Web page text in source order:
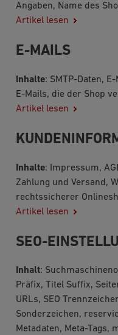
Angaben, Name des
Artikel lesen
E-MAILS
Inhalte: SMTP-Daten,
E-Mails, die der Shop
Artikel lesen
Inhalte: Impressum,
Zahlung und Versand,
rechtssicherer
Artikel lesen
SEO-
Inhalt:
Präfix, Titel Suffix,
URLs, SEO
Sonderzeichen,
Metadaten, Meta-Tags,